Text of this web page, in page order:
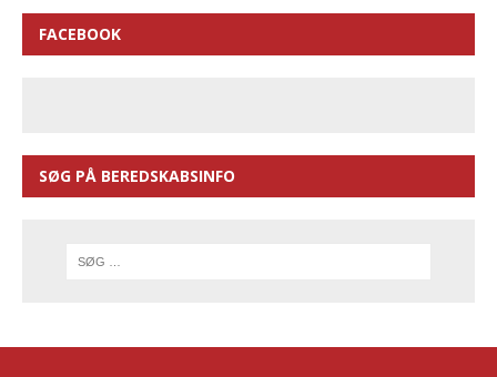
FACEBOOK
SØG PÅ BEREDSKABSINFO